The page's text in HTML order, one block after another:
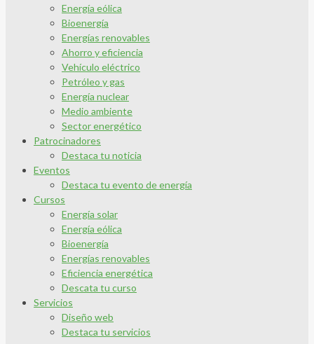
Energía eólica
Bioenergía
Energías renovables
Ahorro y eficiencia
Vehículo eléctrico
Petróleo y gas
Energía nuclear
Medio ambiente
Sector energético
Patrocinadores
Destaca tu noticia
Eventos
Destaca tu evento de energía
Cursos
Energía solar
Energía eólica
Bioenergía
Energías renovables
Eficiencia energética
Descata tu curso
Servicios
Diseño web
Destaca tu servicios